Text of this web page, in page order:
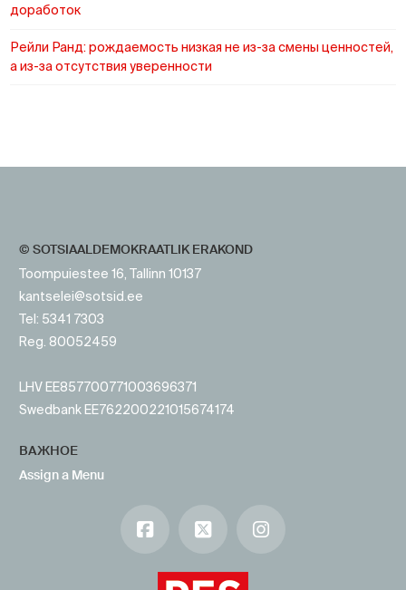
доработок
Рейли Ранд: рождаемость низкая не из-за смены ценностей,
а из-за отсутствия уверенности
© SOTSIAALDEMOKRAATLIK ERAKOND
Toompuiestee 16, Tallinn 10137
kantselei@sotsid.ee
Tel: 5341 7303
Reg. 80052459
LHV EE857700771003696371
Swedbank EE762200221015674174
ВАЖНОЕ
Assign a Menu
Facebook
X